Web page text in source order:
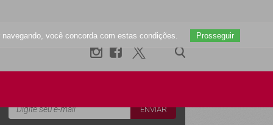
você concorda com estas condições. Prosseguir